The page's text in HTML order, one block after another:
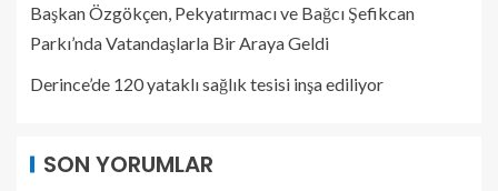
Başkan Özgökçen, Pekyatırmacı ve Bağcı Şefikcan
Parkı’nda Vatandaşlarla Bir Araya Geldi
Derince’de 120 yataklı sağlık tesisi inşa ediliyor
SON YORUMLAR